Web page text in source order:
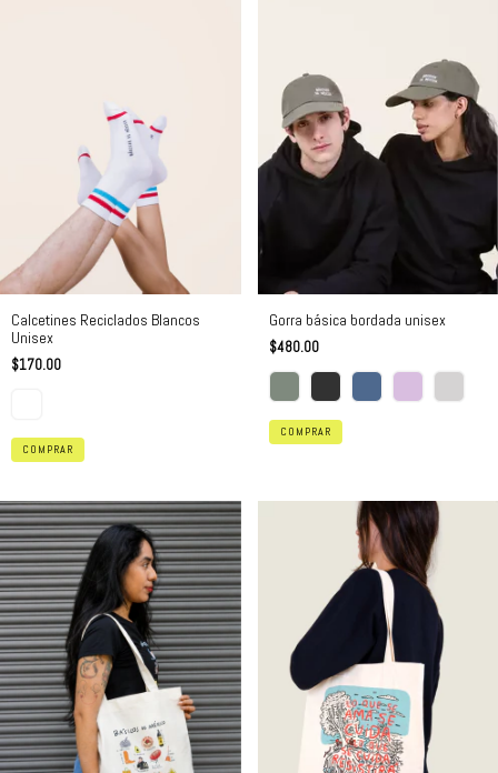
Calcetines Reciclados Blancos
Unisex
$170.00
COMPRAR
Gorra básica bordada unisex
$480.00
COMPRAR